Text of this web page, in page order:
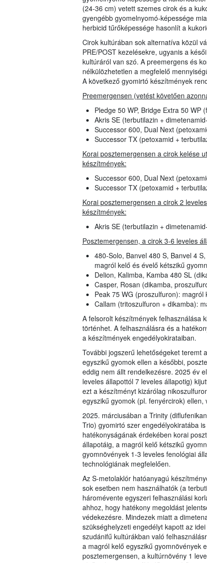
(24-36 cm) vetett szemes cirok és a
gyengébb gyomelnyomó-képessége
herbicid tűrőképessége hasonlít a
Cirok kultúrában sok alternatíva közül
PRE/POST kezelésekre, ugyanis a
kultúráról van szó. A preemergens és
nélkülözhetetlen a megfelelő
A következő gyomirtó készítmények
Preemergensen (vetést követően
Pledge 50 WP, Bridge Extra 50 WP
Akris SE (terbutilazin +
Successor 600, Dual Next
Successor TX (petoxamid +
Korai posztemergensen a cirok kelése
készítmények:
Successor 600, Dual Next
Successor TX (petoxamid +
Korai posztemergensen a cirok 2
készítmények:
Akris SE (terbutilazin +
Posztemergensen, a cirok 3-6 leveles
480-Solo, Banvel 480 S, Banvel 4
magról kelő és évelő kétszikű
Delion, Kalimba, Kamba 480 SL
Casper, Rosan (dikamba,
Peak 75 WG (proszulfuron):
Callam (tritoszulfuron + dikamba):
A felsorolt készítmények felhasználása
történhet. A felhasználásra és a
a készítmények engedélyokirataiban.
További jogszerű lehetőségeket teremt
egyszikű gyomok ellen a későbbi,
eddig nem állt rendelkezésre. 2025 év
leveles állapottól 7 leveles állapotig)
ezt a készítményt kizárólag
egyszikű gyomok (pl. fenyércirok)
2025. márciusában a Trinity
Trio) gyomirtó szer engedélyokiratába
hatékonyságának érdekében korai
állapotáig, a magról kelő kétszikű
gyomnövények 1-3 leveles fenológiai
technológiának megfelelően.
Az S-metolaklór hatóanyagú
sok esetben nem használhatók (a
háromévente egyszeri felhasználási
ahhoz, hogy hatékony megoldást
védekezésre. Mindezek miatt a
szükséghelyzeti engedélyt kapott az
szudánifű kultúrákban való
a magról kelő egyszikű gyomnövények
posztemergensen, a kultúrnövény 1